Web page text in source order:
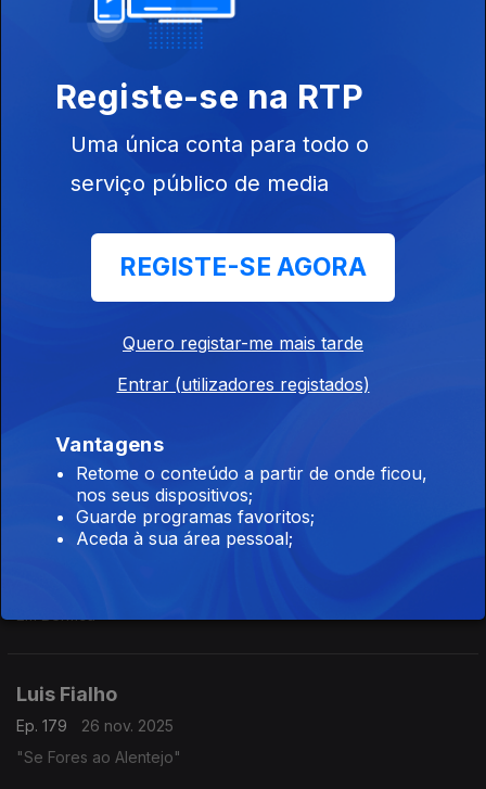
Música Portuguesa a Gostar dela Própria
04 dez. 2025
Tiago Gomes
02 dez. 2025
Ep. 181
28 nov. 2025
"Canoa"
Mamadu da Guiné
Luis Fialho
Ep. 179
26 nov. 2025
"Se Fores ao Alentejo"
Registe-se na RTP
Uma única conta para todo o
serviço público de media
REGISTE-SE AGORA
Quero registar-me mais tarde
Entrar (utilizadores registados)
Vantagens
Retome o conteúdo a partir de onde ficou,
nos seus dispositivos;
Guarde programas favoritos;
Aceda à sua área pessoal;